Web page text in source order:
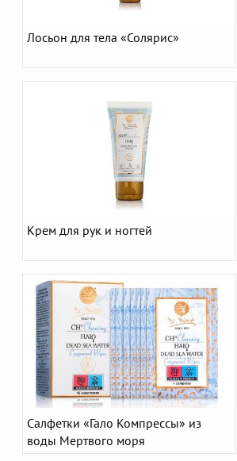
Лосьон для тела «Солярис»
Крем для рук и ногтей
Салфетки «Гало Компрессы» из
воды Мертвого моря